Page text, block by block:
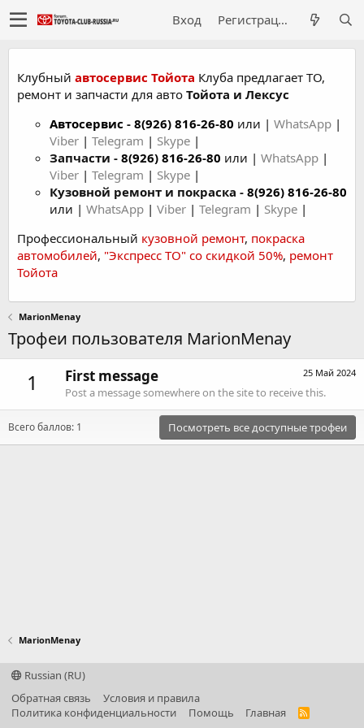
Вход Регистрация
Клубный автосервис Тойота Клуба предлагает ТО,
ремонт и запчасти для авто Тойота и Лексус
Автосервис - 8(926) 816-26-80 или | WhatsApp |
Viber | Telegram | Skype |
Запчасти - 8(926) 816-26-80 или | WhatsApp |
Viber | Telegram | Skype |
Кузовной ремонт и покраска - 8(926) 816-26-80
или | WhatsApp | Viber | Telegram | Skype |
Профессиональный кузовной ремонт, покраска
автомобилей, "Экспресс ТО" со скидкой 50%, ремонт
Тойота
MarionMenay
Трофеи пользователя MarionMenay
1 25 Май 2024
First message
Post a message somewhere on the site to receive this.
Всего баллов: 1 Посмотреть все доступные трофеи
MarionMenay
Russian (RU)
Обратная связь
Условия и правила
Политика конфиденциальности
Помощь Главная
R